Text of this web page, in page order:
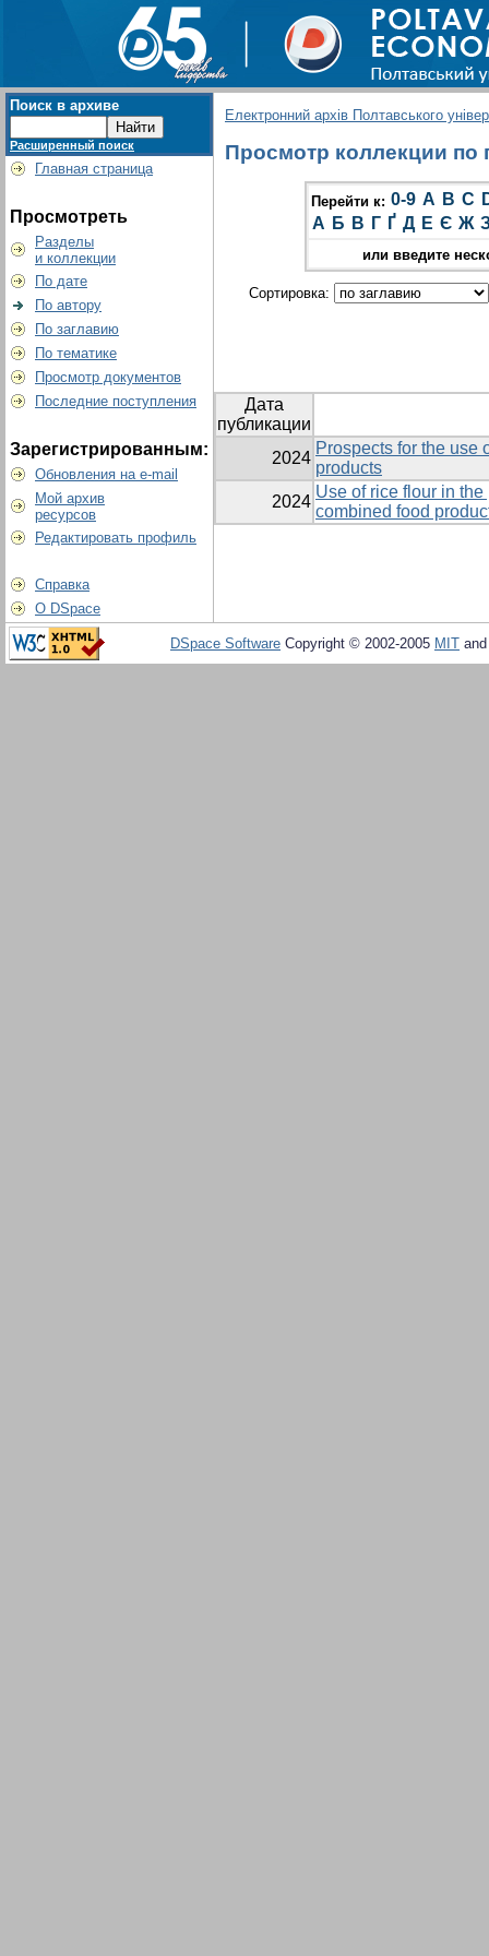
Поиск в архиве
Расширенный поиск
Главная страница
Просмотреть
Разделы
и коллекции
По дате
По автору
По заглавию
По тематике
Просмотр документов
Последние поступления
Зарегистрированным:
Обновления на e-mail
Мой архив
ресурсов
Редактировать профиль
Справка
О DSpace
Електронний архів Полтавського
Просмотр коллекции по
Перейти к: 0-9 A B C
А Б В Г Ґ Д Е Є Ж
или введите
Сортировка:
Дата
публикации
2024
Prospects for the use
products
2024
Use of rice flour in
combined food
DSpace Software Copyright © 2002-2005 MIT